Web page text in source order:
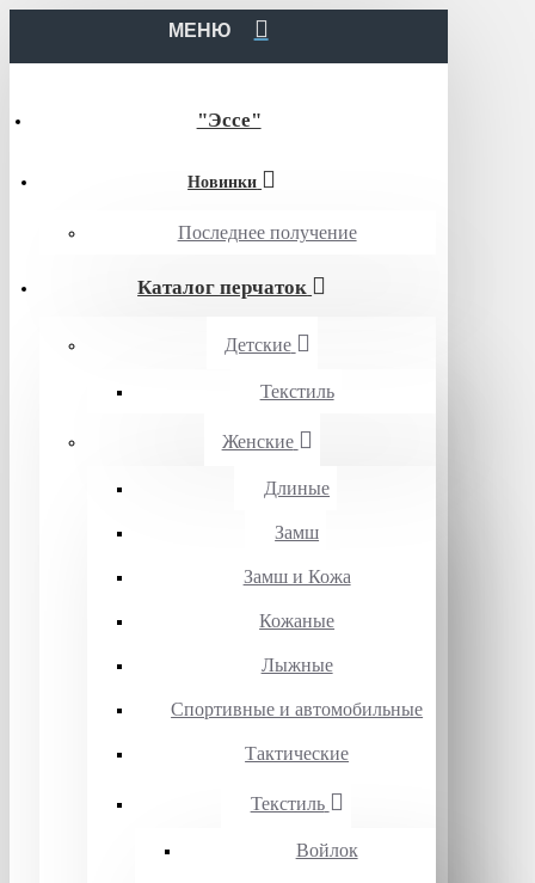
МЕНЮ
"Эссе"
Новинки
Последнее получение
Каталог перчаток
Детские
Текстиль
Женские
Длиные
Замш
Замш и Кожа
Кожаные
Лыжные
Спортивные и автомобильные
Тактические
Текстиль
Войлок